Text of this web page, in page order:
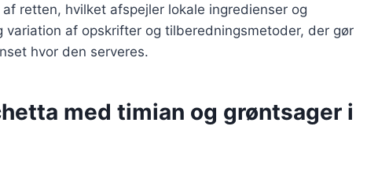
retten, hvilket afspejler lokale ingredienser og
af opskrifter og tilberedningsmetoder, der gør
hvor den serveres.
med timian og grøntsager i